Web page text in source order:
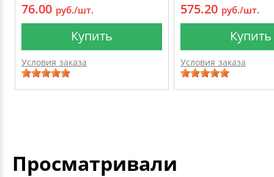
76.00 руб./шт.
Купить
Условия заказа
575.20 руб./шт.
Купить
Условия заказа
Просматривали